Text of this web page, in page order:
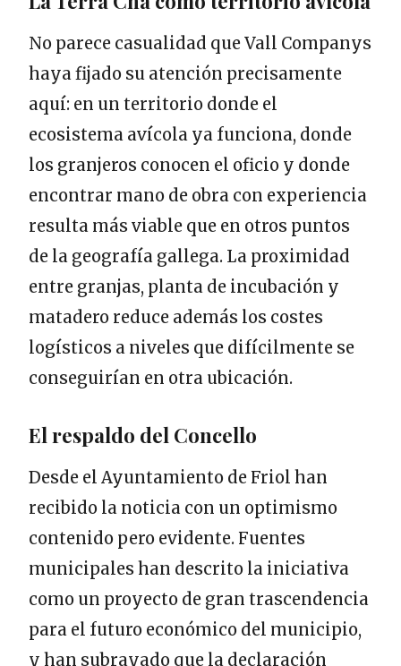
No parece casualidad que Vall Companys
haya fijado su atención precisamente
aquí: en un territorio donde el
ecosistema avícola ya funciona, donde
los granjeros conocen el oficio y donde
encontrar mano de obra con experiencia
resulta más viable que en otros puntos
de la geografía gallega. La proximidad
entre granjas, planta de incubación y
matadero reduce además los costes
logísticos a niveles que difícilmente se
conseguirían en otra ubicación.
El respaldo del Concello
Desde el Ayuntamiento de Friol han
recibido la noticia con un optimismo
contenido pero evidente. Fuentes
municipales han descrito la iniciativa
como un proyecto de gran trascendencia
para el futuro económico del municipio,
y han subrayado que la declaración